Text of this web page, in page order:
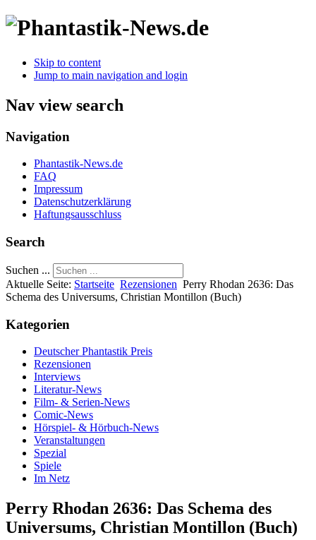
Skip to content
Jump to main navigation and login
Nav view search
Navigation
Phantastik-News.de
FAQ
Impressum
Datenschutzerklärung
Haftungsausschluss
Search
Suchen ...
Aktuelle Seite: Startseite Rezensionen Perry Rhodan 2636: Das
Schema des Universums, Christian Montillon (Buch)
Kategorien
Deutscher Phantastik Preis
Rezensionen
Interviews
Literatur-News
Film- & Serien-News
Comic-News
Hörspiel- & Hörbuch-News
Veranstaltungen
Spezial
Spiele
Im Netz
Perry Rhodan 2636: Das Schema des
Universums, Christian Montillon (Buch)